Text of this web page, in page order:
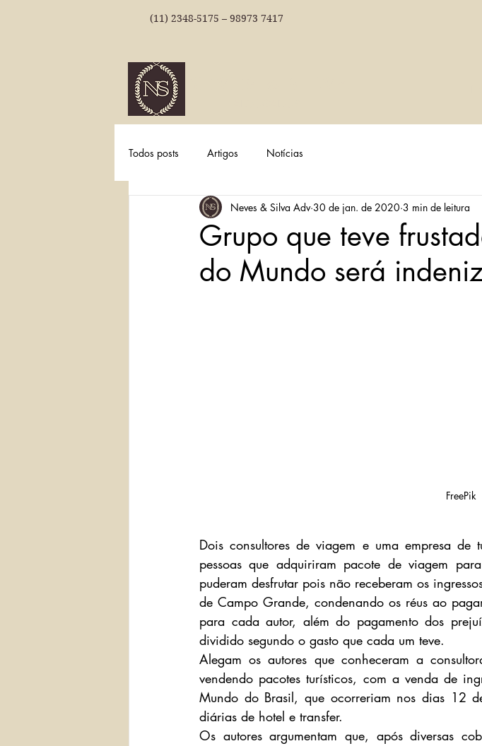
(11) 2348-5175 – 98973 7417
Todos posts Artigos Notícias
Grupo que teve
do Mundo será
Neves & Silva Adv 30 de jan. de 2020 3 min de leitura
FreePik
Dois consultores de viagem e uma empresa
pessoas que adquiriram pacote de viagem
puderam desfrutar pois não receberam os
de Campo Grande, condenando os réus ao
para cada autor, além do pagamento dos
dividido segundo o gasto que cada um teve.
Alegam os autores que conheceram a
vendendo pacotes turísticos, com a venda de
Mundo do Brasil, que ocorreriam nos dias 12
diárias de hotel e transfer.
Os autores argumentam que, após diversas